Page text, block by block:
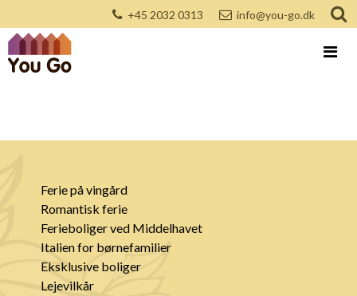
+45 2032 0313 info@you-go.dk
Ferie på vingård
Romantisk ferie
Ferieboliger ved Middelhavet
Italien for børnefamilier
Eksklusive boliger
Lejevilkår